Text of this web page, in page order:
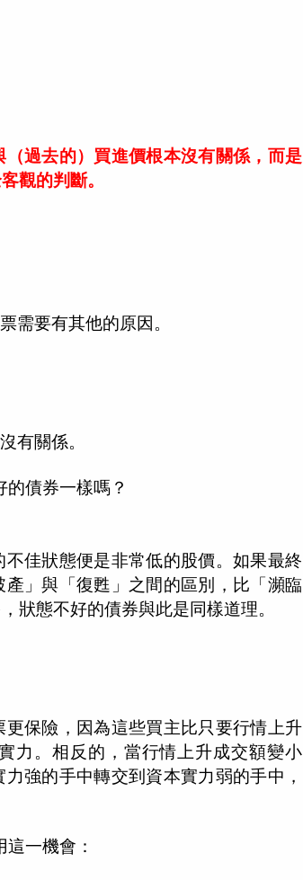
過去的）買進價根本沒有關係，而是
觀的判斷。
需要有其他的原因。
有關係。
債券一樣嗎？
佳狀態便是非常低的股價。如果最終
」與「復甦」之間的區別，比「瀕臨
狀態不好的債券與此是同樣道理。
保險，因為這些買主比只要行情上升
力。相反的，當行情上升成交額變小
強的手中轉交到資本實力弱的手中，
一機會：